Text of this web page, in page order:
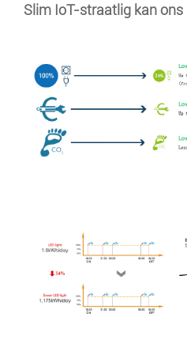
Slim IoT-straatlig kan ons